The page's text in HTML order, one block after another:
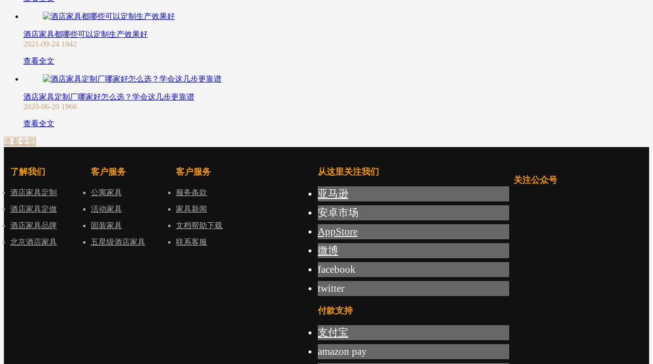
酒店家具都哪些可以定制生产效果好
2021-09-24 1942
查看全文
酒店家具定制厂哪家好怎么选？学会这几步更靠谱
2020-06-20 1966
查看全文
查看全部
了解我们
酒店家具定制
酒店家具定做
酒店家具品牌
北京酒店家具
客户服务
公寓家具
活动家具
固装家具
五星级酒店家具
客户服务
服务条款
家具新闻
文档帮助下载
联系客服
从这里关注我们
亚马逊
安卓市场
AppStore
微博
facebook
twitter
付款支持
支付宝
amazon pay
关注公众号